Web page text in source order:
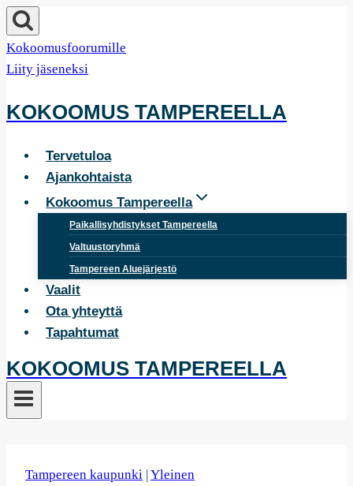
Siirry
sisältöön
Kokoomusfoorumille
Liity jäseneksi
KOKOOMUS TAMPEREELLA
Tervetuloa
Ajankohtaista
Kokoomus Tampereella
Paikallisyhdistykset Tampereella
Valtuustoryhmä
Tampereen Aluejärjestö
Vaalit
Ota yhteyttä
Tapahtumat
KOKOOMUS TAMPEREELLA
Tampereen kaupunki |Yleinen